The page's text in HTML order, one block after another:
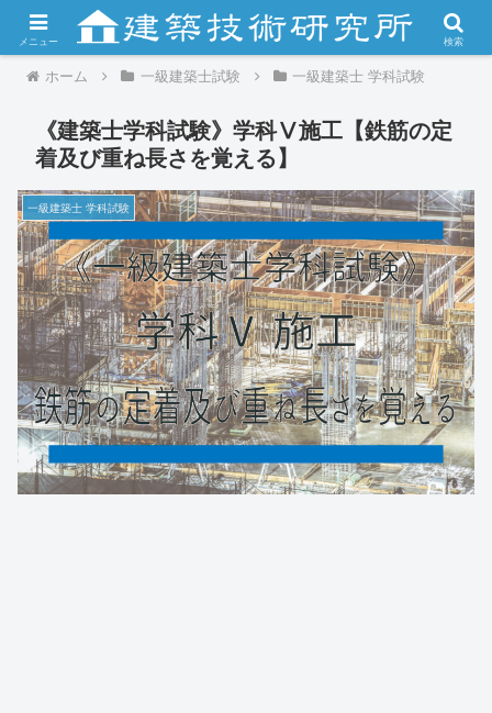
ホーム 一級建築士試験 一級建築士 学科試験
《建築士学科試験》学科Ⅴ施工【鉄筋の定
着及び重ね長さを覚える】
一級建築士 学科試験
メニュー 検索